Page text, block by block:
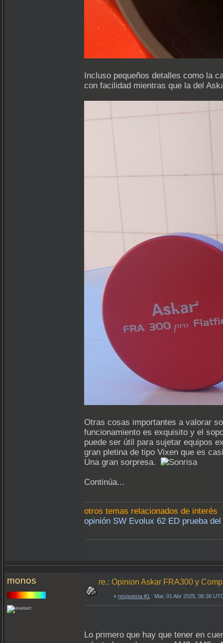
Incluso pequeños detalles como la
con facilidad mientras que la del
Otras cosas importantes a valorar
funcionamiento es exquisito y el
puede ser útil para sujetar equipos
gran pletina de tipo Vixen que es
Una gran sorpresa.
Continúa...
otros temas relacionados de interés
opinión SW Evolux 62 ED prueba
monos re.: Opinion Askar FRA300 y
« respuesta #1 : Mar, 01 Abr 2025, 06:36
Lo primero que hay que tener en